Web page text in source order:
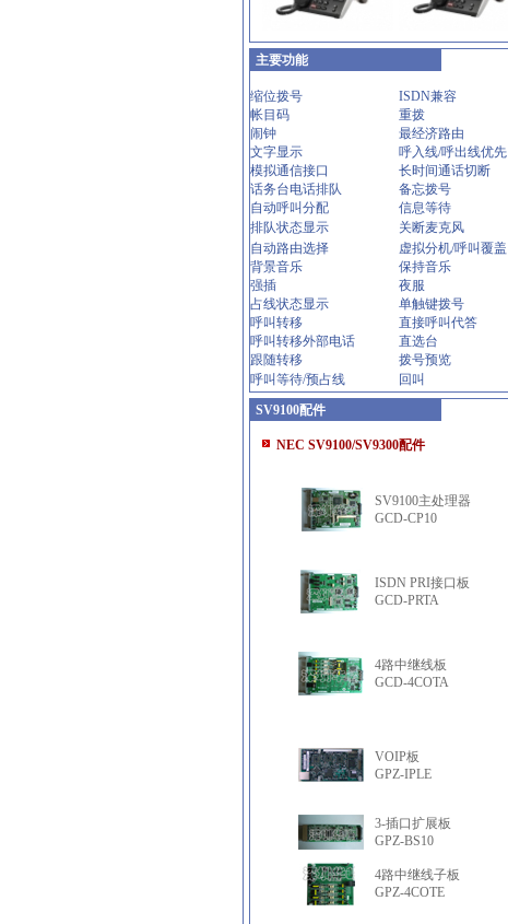
主要功能
缩位拨号 ISDN兼容
帐目码
重拨
闹钟
最经济路由
文字显示
呼入线/呼出线优先
模拟通信接口
长时间通话切断
话务台电话排队
备忘拨号
自动呼叫分配
信息等待
排队状态显示
关断麦克风
自动路由选择
虚拟分机/呼叫覆盖
背景音乐
保持音乐
强插
夜服
占线状态显示
单触键拨号
呼叫转移
直接呼叫代答
呼叫转移外部电话
直选台
跟随转移
拨号预览
呼叫等待/预占线
回叫
SV9100配件
NEC SV9100/SV9300配件
SV9100主处理器
GCD-CP10
ISDN PRI接口板
GCD-PRTA
4路中继线板
GCD-4COTA
VOIP板
GPZ-IPLE
3-插口扩展板
GPZ-BS10
4路中继线子板
GPZ-4COTE